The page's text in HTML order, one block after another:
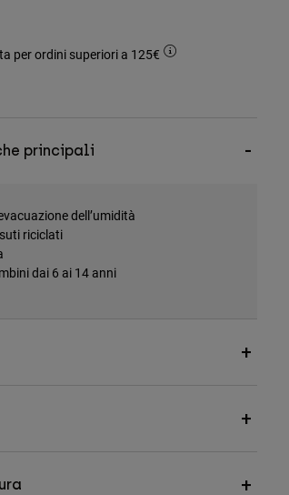
per ordini superiori a 125€
principali
dell’umidità
riciclati
dai 6 ai 14 anni